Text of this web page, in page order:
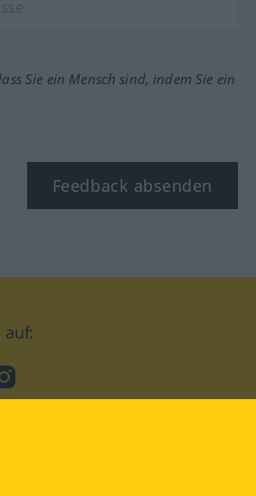
Sie ein Mensch sind, indem Sie ein
Feedback absenden
auf:
Instagram